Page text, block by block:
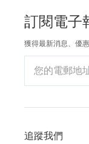
訂閱電子
獲得最新消息、優
您的電郵地
追蹤我們